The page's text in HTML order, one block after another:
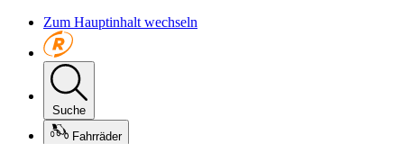
Zum Hauptinhalt wechseln
Suche
Fahrräder